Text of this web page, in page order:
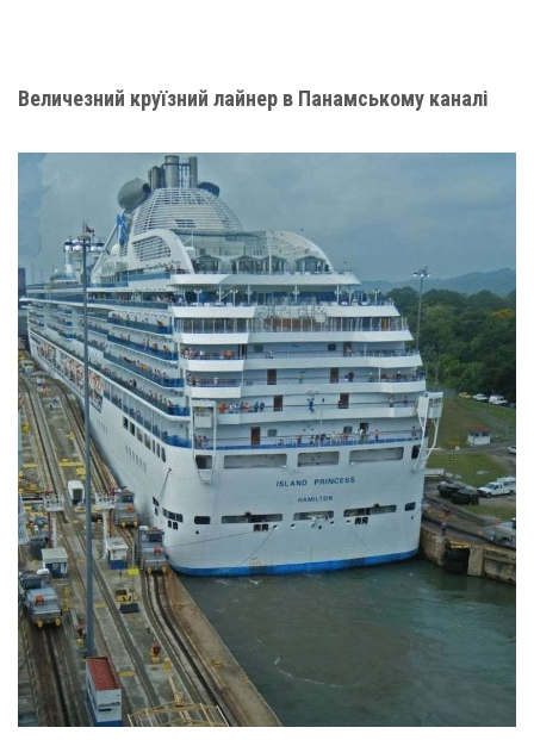
Величезний круїзний лайнер в Панамському каналі